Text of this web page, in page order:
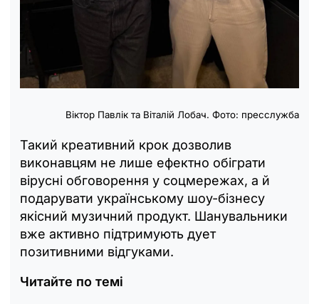
Віктор Павлік та Віталій Лобач. Фото: пресслужба
Такий креативний крок дозволив
виконавцям не лише ефектно обіграти
вірусні обговорення у соцмережах, а й
подарувати українському шоу-бізнесу
якісний музичний продукт. Шанувальники
вже активно підтримують дует
позитивними відгуками.
Читайте по темі